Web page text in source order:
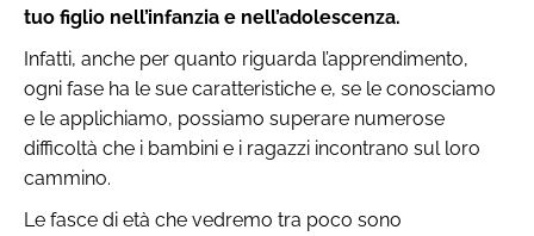
tuo figlio nell’infanzia e nell’adolescenza.
Infatti, anche per quanto riguarda l’apprendimento,
ogni fase ha le sue caratteristiche e, se le conosciamo
e le applichiamo, possiamo superare numerose
difficoltà che i bambini e i ragazzi incontrano sul loro
cammino.
Le fasce di età che vedremo tra poco sono